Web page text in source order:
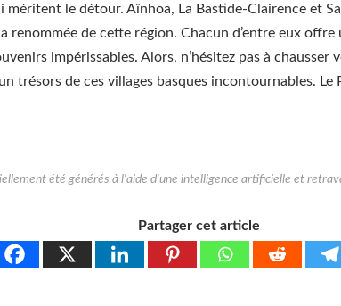
méritent le détour. Aïnhoa, La Bastide-Clairence et
de cette région. Chacun d’entre eux
impérissables. Alors, n’hésitez pas à
trésors de ces villages basques incontournables. Le
Partager cet article